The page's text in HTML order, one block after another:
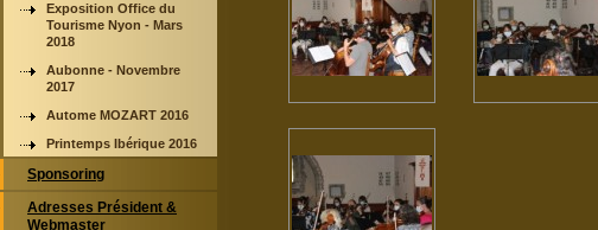
Exposition Office du
Tourisme Nyon - Mars
2018
Aubonne - Novembre
2017
Autome MOZART 2016
Printemps Ibérique 2016
Sponsoring
Adresses Président &
Webmaster